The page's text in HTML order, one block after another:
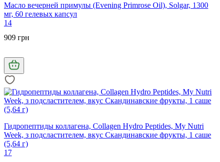
Масло вечерней примулы (Evening Primrose Oil), Solgar, 1300
мг, 60 гелевых капсул
14
909 грн
Гидропептиды коллагена, Collagen Hydro Peptides, My Nutri
Week, з подсластителем, вкус Скандинавские фрукты, 1 саше
(5,64 г)
17